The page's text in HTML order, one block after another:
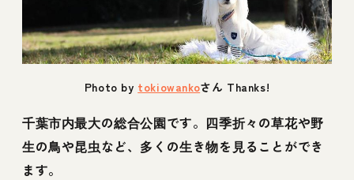
Photo by tokiowankoさん Thanks!
千葉市内最大の総合公園です。四季折々の草花や野
生の鳥や昆虫など、多くの生き物を見ることができ
ます。